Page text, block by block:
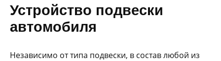
Устройство подвески
автомобиля
Независимо от типа подвески, в состав любой из